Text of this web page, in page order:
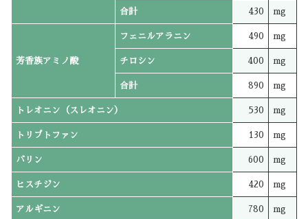
合計 430 mg
芳香族アミノ酸
フェニルアラニン 490 mg
チロシン 400 mg
合計 890 mg
トレオニン（スレオニン） 530 mg
トリプトファン 130 mg
バリン 600 mg
ヒスチジン 420 mg
アルギニン 780 mg